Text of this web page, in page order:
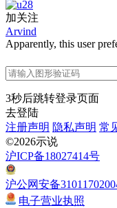
加关注
Arvind
Apparently, this user
3秒后跳转登录页面
去登陆
注册声明 隐私声明 常
©2026示说
沪ICP备18027414号
沪公网安备
电子营业执照